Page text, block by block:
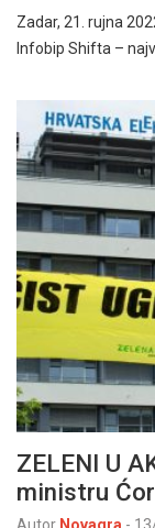
Zadar, 21. rujna
Infobip Shifta –
ZELENI U
ministru
Autor Novagra -